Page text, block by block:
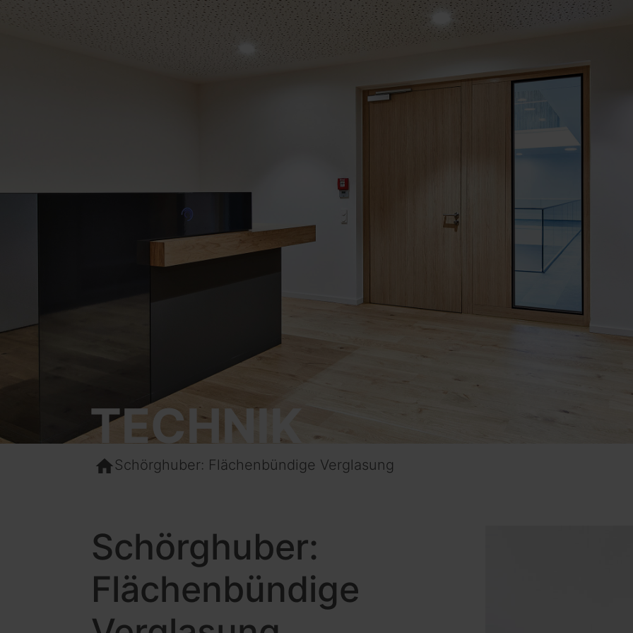
TECHNIK
homeSchörghuber: Flächenbündige Verglasung
Schörghuber:
Flächenbündige